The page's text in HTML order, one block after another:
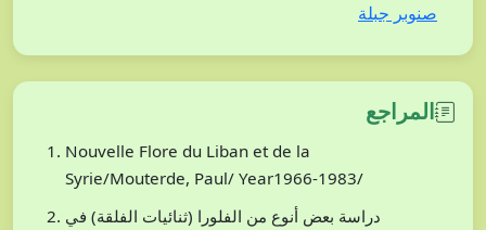
صنوبر جبلة
المراجع
Nouvelle Flore du Liban et de la
Syrie/Mouterde, Paul/ Year1966-1983/
دراسة بعض أنوع من الفلورا (ثنائيات الفلقة) في